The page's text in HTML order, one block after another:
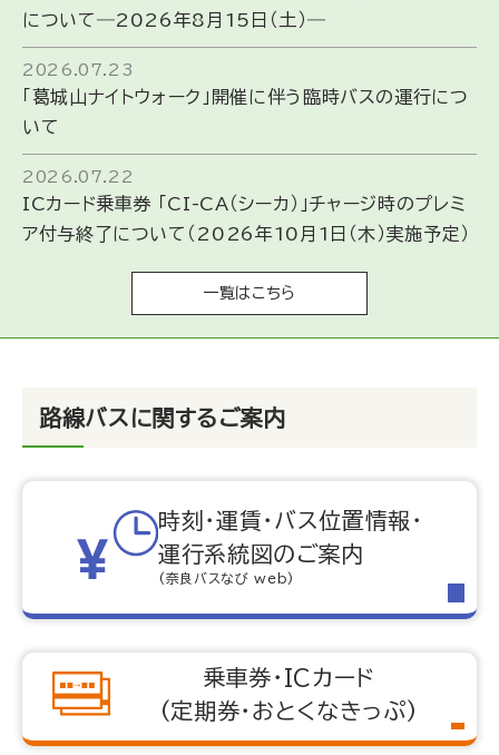
について―2026年8月15日（土）―
2026.07.23
「葛城山ナイトウォーク」開催に伴う臨時バスの運行につ
いて
2026.07.22
ICカード乗車券 「CI-CA（シーカ）」チャージ時のプレミ
ア付与終了について（2026年10月1日（木）実施予定）
一覧はこちら
路線バスに関するご案内
時刻・運賃・バス位置情報・
運行系統図のご案内
(奈良バスなび web)
乗車券・ICカード
(定期券・おとくなきっぷ)